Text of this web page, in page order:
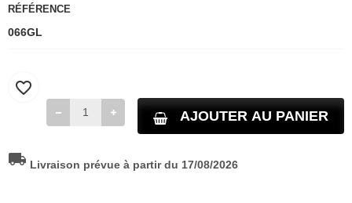
RÉFÉRENCE
066GL
AJOUTER AU PANIER
favorite_border
local_shipping Livraison prévue à partir du 17/08/2026